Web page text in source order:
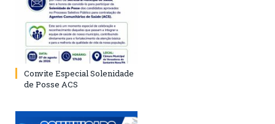
Convite Especial Solenidade
de Posse ACS